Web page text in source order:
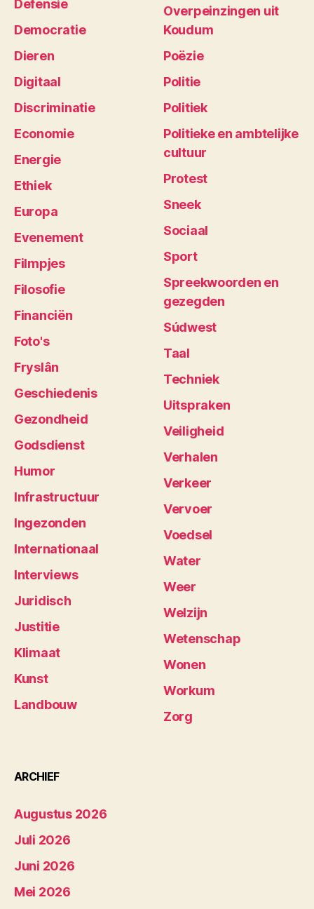
Defensie
Democratie
Dieren
Digitaal
Discriminatie
Economie
Energie
Ethiek
Europa
Evenement
Filmpjes
Filosofie
Financiën
Foto's
Fryslân
Geschiedenis
Gezondheid
Godsdienst
Humor
Infrastructuur
Ingezonden
Internationaal
Interviews
Juridisch
Justitie
Klimaat
Kunst
Landbouw
Overpeinzingen uit
Koudum
Poëzie
Politie
Politiek
Politieke en ambtelijke
cultuur
Protest
Sneek
Sociaal
Sport
Spreekwoorden en
gezegden
Súdwest
Taal
Techniek
Uitspraken
Veiligheid
Verhalen
Verkeer
Vervoer
Voedsel
Water
Weer
Welzijn
Wetenschap
Wonen
Workum
Zorg
ARCHIEF
Augustus 2026
Juli 2026
Juni 2026
Mei 2026